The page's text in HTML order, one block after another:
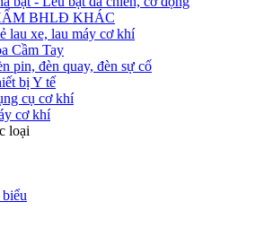
BHLĐ KHÁC
lau xe, lau máy cơ khí
Cầm Tay
pin, đèn quay, đèn sự cố
bị Y tế
cụ cơ khí
cơ khí
loại